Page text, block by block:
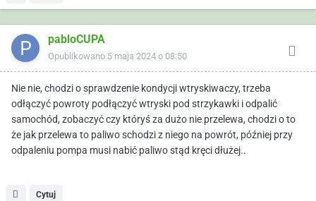
pabloCUPA
Opublikowano 5 maja 2024 o 08:50
Nie nie, chodzi o sprawdzenie kondycji wtryskiwaczy, trzeba
odłączyć powroty podłączyć wtryski pod strzykawki i odpalić
samochód, zobaczyć czy któryś za dużo nie przelewa, chodzi o to
że jak przelewa to paliwo schodzi z niego na powrót, później przy
odpaleniu pompa musi nabić paliwo stąd kręci dłużej..
Cytuj